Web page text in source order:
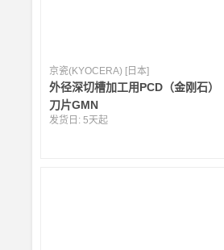
京瓷(KYOCERA) [日本]
外径深切槽加工用PCD（金刚石）
刀片GMN
发货日:5天起